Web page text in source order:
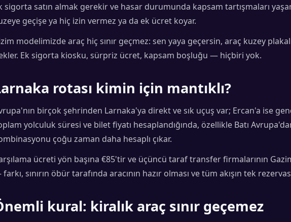
sigorta satın almak gerekir ve hasar durumunda kapsam tartışmaları
geçişe ya hiç izin vermez ya da ek ücret koyar.
modelimizde araç hiç sınır geçmez: sen yaya geçersin, araç kuzey
Ek sigorta kiosku, sürpriz ücret, kapsam boşluğu — hiçbiri yok.
rotası kimin için mantıklı?
birçok şehrinden Larnaka'ya direkt ve sık uçuş var; Ercan'a ise
yolculuk süresi ve bilet fiyatı hesaplandığında, özellikle Batı
çoğu zaman daha hesaplı çıkar.
ücreti yön başına €85'tir ve üçüncü taraf transfer firmalarının
sınırın öbür tarafında aracının hazır olması ve tüm akışın tek
kural: kiralık araç sınır geçemez